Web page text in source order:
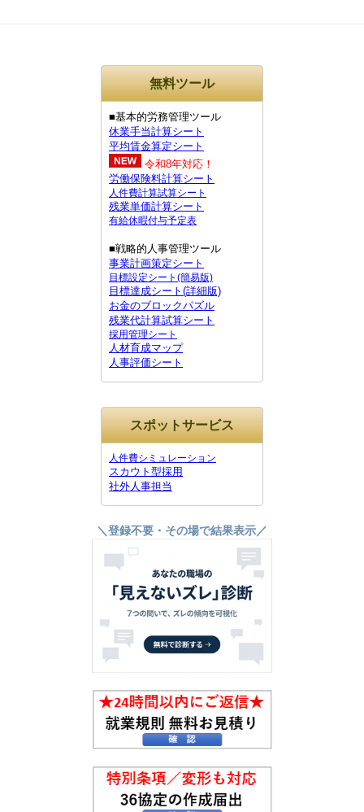
無料ツール
■基本的労務管理ツール
休業手当計算シート
平均賃金算定シート
令和8年対応！
労働保険料計算シート
人件費計算試算シート
残業単価計算シート
有給休暇付与予定表
■戦略的人事管理ツール
事業計画策定シート
目標設定シート(簡易版)
目標達成シート(詳細版)
お金のブロックパズル
残業代計算試算シート
採用管理シート
人材育成マップ
人事評価シート
スポットサービス
人件費シミュレーション
スカウト型採用
社外人事担当
＼登録不要・その場で結果表示／